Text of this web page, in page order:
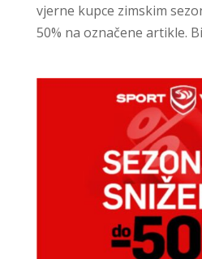
vjerne kupce zimskim
50% na označene artikle.